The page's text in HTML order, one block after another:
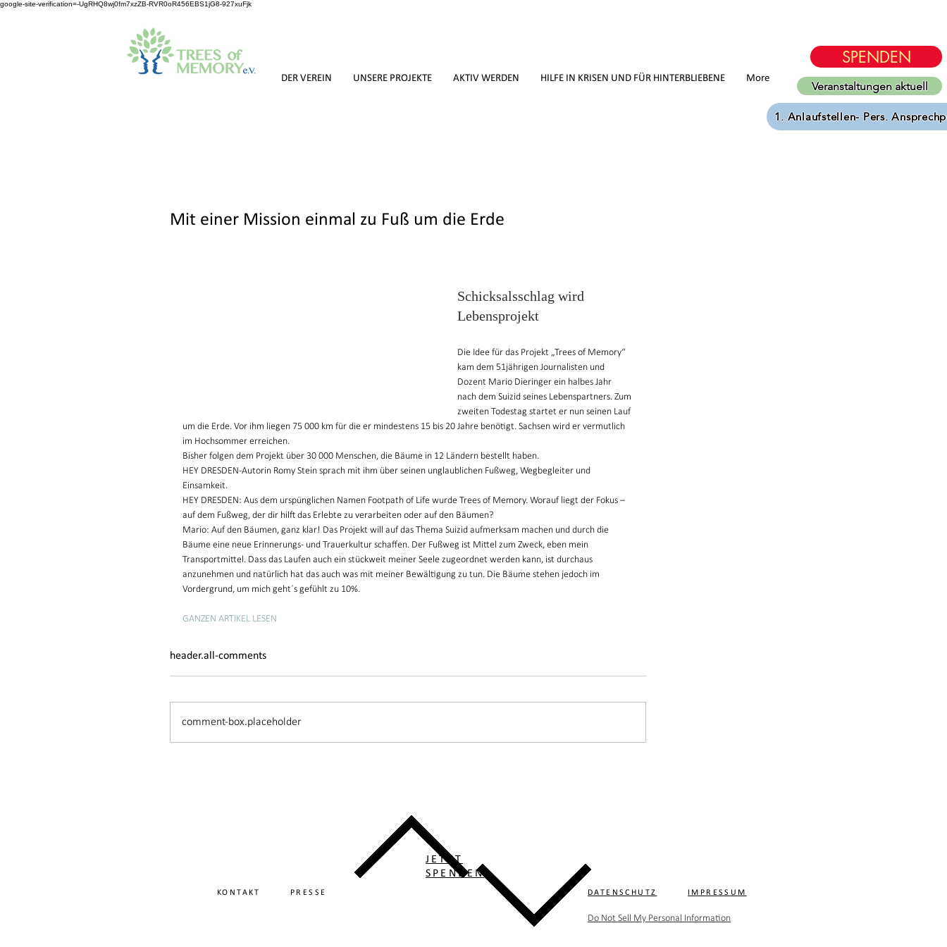
google-site-verification=-UgRHQ8wj0fm7xzZB-RVR0oR456EBS1jG8-927xuFjk
DER VEREIN UNSERE PROJEKTE AKTIV WERDEN HILFE IN KRISEN UND FÜR HINTERBLIEBENE More
SPENDEN
Veranstaltungen aktuell
1. Anlaufstellen- Pers.
Mit einer Mission einmal zu Fuß um die Erde
Schicksalsschlag wird
Lebensprojekt
Die Idee für das Projekt „Trees of Memory“
kam dem 51jährigen Journalisten und
Dozent Mario Dieringer ein halbes Jahr
nach dem Suizid seines Lebenspartners. Zum
zweiten Todestag startet er nun seinen Lauf
um die Erde. Vor ihm liegen 75 000 km für die er mindestens 15 bis 20 Jahre benötigt. Sachsen wird er vermutlich
im Hochsommer erreichen.
Bisher folgen dem Projekt über 30 000 Menschen, die Bäume in 12 Ländern bestellt haben.
HEY DRESDEN-Autorin Romy Stein sprach mit ihm über seinen unglaublichen Fußweg, Wegbegleiter und
Einsamkeit.
HEY DRESDEN: Aus dem urspünglichen Namen Footpath of Life wurde Trees of Memory. Worauf liegt der Fokus –
auf dem Fußweg, der dir hilft das Erlebte zu verarbeiten oder auf den Bäumen?
Mario: Auf den Bäumen, ganz klar! Das Projekt will auf das Thema Suizid aufmerksam machen und durch die
Bäume eine neue Erinnerungs- und Trauerkultur schaffen. Der Fußweg ist Mittel zum Zweck, eben mein
Transportmittel. Dass das Laufen auch ein stückweit meiner Seele zugeordnet werden kann, ist durchaus
anzunehmen und natürlich hat das auch was mit meiner Bewältigung zu tun. Die Bäume stehen jedoch im
Vordergrund, um mich geht´s gefühlt zu 10%.
GANZEN ARTIKEL LESEN
header.all-comments
comment-box.placeholder
JETZT
SPENDEN
KONTAKT PRESSE DATENSCHUTZ IMPRESSUM
Do Not Sell My Personal Information